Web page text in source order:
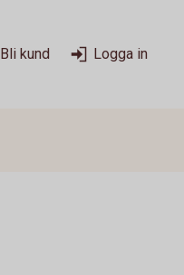
Bli kund Logga in